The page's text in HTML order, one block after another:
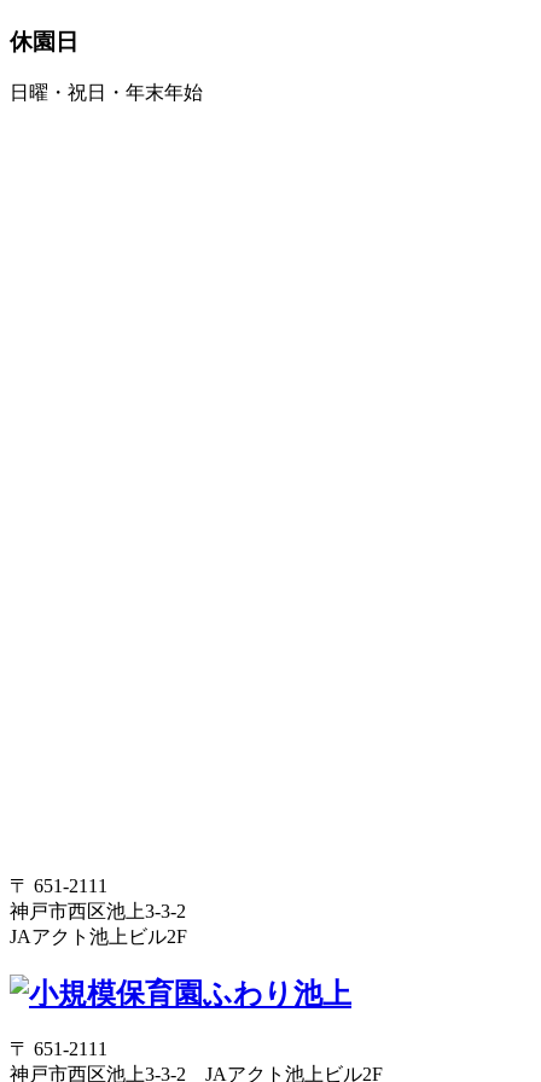
休園日
日曜・祝日・年末年始
〒 651-2111
神戸市西区池上3-3-2
JAアクト池上ビル2F
〒 651-2111
神戸市西区池上3-3-2 JAアクト池上ビル2F